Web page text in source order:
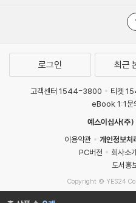
로그인 최근
고객센터 1544-3800 티켓
eBook 1:1문
예스이십사(주)
이용약관
개인정보처
PC버전
회사소
도서홍
Copyright © YES24
MATOM6